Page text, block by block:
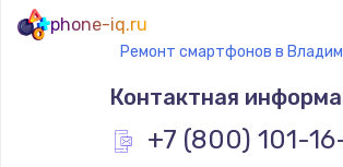
Замена разъема SIM
Заказать
phone-iq.ru
Ремонт смартфонов в
Контактная
+7 (800) 101-